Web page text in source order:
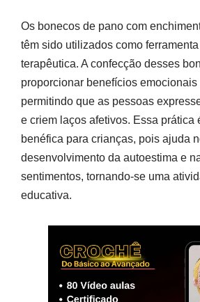
Os bonecos de pano com
têm sido utilizados como
terapêutica. A confecção desses
proporcionar benefícios
permitindo que as pessoas
e criem laços afetivos. Essa prática
benéfica para crianças, pois ajuda
desenvolvimento da autoestima e
sentimentos, tornando-se uma
educativa.